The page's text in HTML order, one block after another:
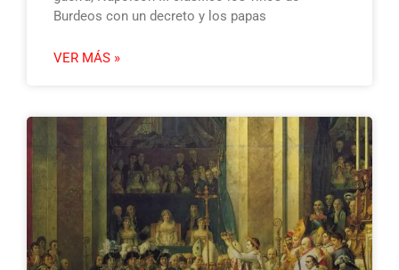
Burdeos con un decreto y los papas
VER MÁS »